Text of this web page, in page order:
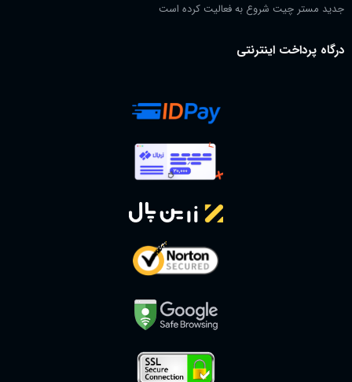
جدید مستر چیت شروع به فعالیت کرده است
درگاه پرداخت اینترنتی